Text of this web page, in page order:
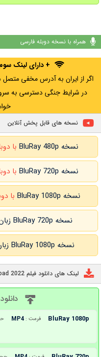
همراه با نسخه دوبله فارسی
+ دارای لینک
در شرایط جنگی دسترسی به
نسخه های قابل پخش آنلاین
نسخه BluRay 480p با
نسخه BluRay 720p با
نسخه BluRay 1080p با
نسخه BluRay 720p زبان اصلی
نسخه BluRay 1080p زبان اصلی
لینک های دانلود فیلم The Narrow Road 2022
دانلود
BluRay 1080p فرمت : MP4